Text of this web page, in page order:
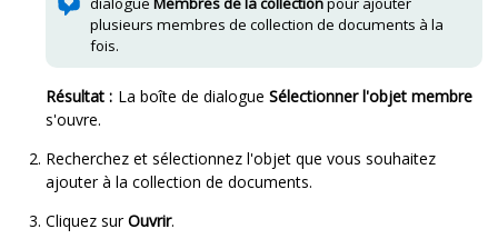
plusieurs membres de collection de documents à la
fois.
Résultat : La boîte de dialogue Sélectionner l'objet membre
s'ouvre.
Recherchez et sélectionnez l'objet que vous souhaitez
ajouter à la collection de documents.
Cliquez surOuvrir.